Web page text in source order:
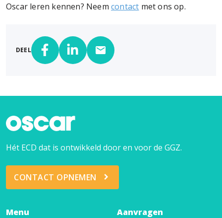
Oscar leren kennen? Neem contact met ons op.
DEEL
Hét ECD dat is ontwikkeld door en voor de GGZ.
CONTACT OPNEMEN
Menu
Aanvragen